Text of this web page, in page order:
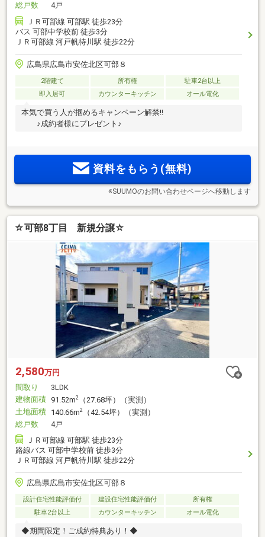
総戸数
4戸
ＪＲ可部線 可部駅 徒歩23分
バス 可部中学校前 徒歩3分
ＪＲ可部線 河戸帆待川駅 徒歩22分
広島県広島市安佐北区可部８
2階建て 所有権
駐車2台以上
即入居可
カウンターキッチン オール電化
本気で買う人が掴めるキャンペーン解禁!!
♪成約者様にプレゼント♪
資料をもらう(無料)
※SUUMOのお問い合わせページへ移動します
☆可部8丁目 新規分譲☆
2,580万円
間取り
3LDK
建物面積 91.52m2
（27.68坪）（実測）
土地面積 140.66m2
（42.54坪）（実測）
総戸数
4戸
ＪＲ可部線 可部駅 徒歩23分
路線バス 可部中学校前 徒歩3分
ＪＲ可部線 河戸帆待川駅 徒歩22分
広島県広島市安佐北区可部８
設計住宅性能評価付 建設住宅性能評価付
所有権
駐車2台以上
カウンターキッチン オール電化
◆期間限定！ご成約特典あり！◆